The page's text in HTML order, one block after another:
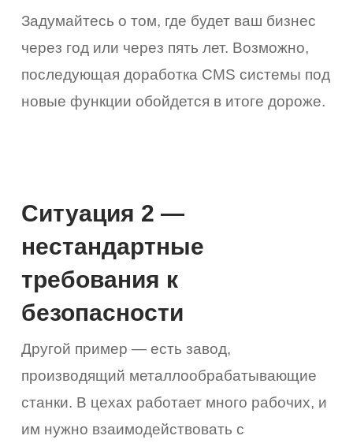
Задумайтесь о том, где будет ваш бизнес
через год или через пять лет. Возможно,
последующая доработка CMS системы под
новые функции обойдется в итоге дороже.
Ситуация 2 —
нестандартные
требования к
безопасности
Другой пример — есть завод,
производящий металлообрабатывающие
станки. В цехах работает много рабочих, и
им нужно взаимодействовать с